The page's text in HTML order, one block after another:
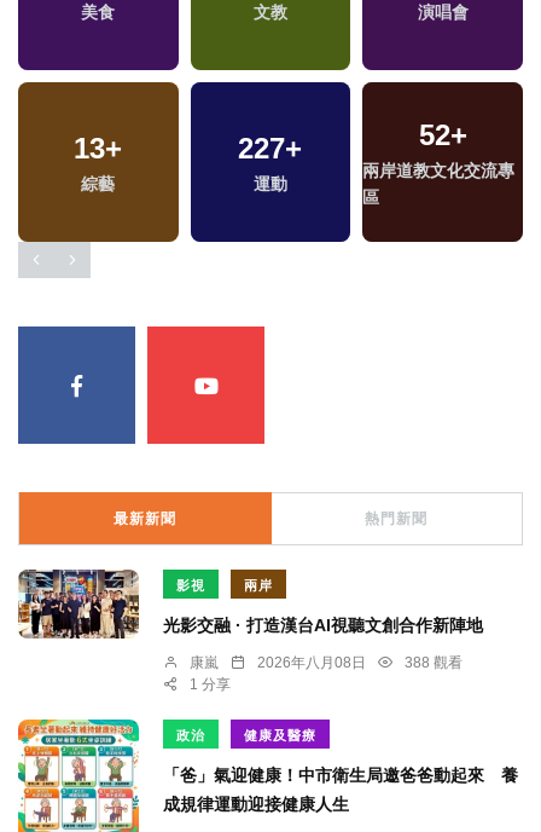
美食 文教 演唱會
13+
綜藝
227+
運動
52+
兩岸道教文化交流專
區
最新新聞 熱門新聞
影視 兩岸
光影交融 · 打造漢台AI視聽文創合作新陣地
康嵐 2026年八月08日
388 觀看
1 分享
政治 健康及醫療
「爸」氣迎健康！中市衛生局邀爸爸動起來 養
成規律運動迎接健康人生